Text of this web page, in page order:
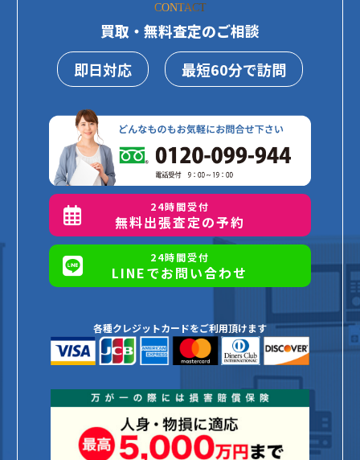
CONTACT
買取・無料査定のご相談
即日対応
最短60分で訪問
24時間受付
無料出張査定の予約
24時間受付
LINEでお問い合わせ
各種クレジットカードをご利用頂けます